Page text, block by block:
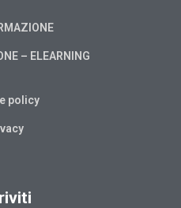
– ELEARNING
policy